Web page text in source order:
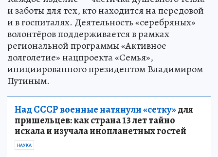
и заботы для тех, кто находится на передовой
и в госпиталях. Деятельность «серебряных»
волонтёров поддерживается в рамках
региональной программы «Активное
долголетие» нацпроекта «Семья»,
инициированного президентом Владимиром
Путиным.
Над СССР военные натянули «сетку»для
пришельцев: как страна 13 лет тайно
искала и изучала инопланетных гостей
НАУКА